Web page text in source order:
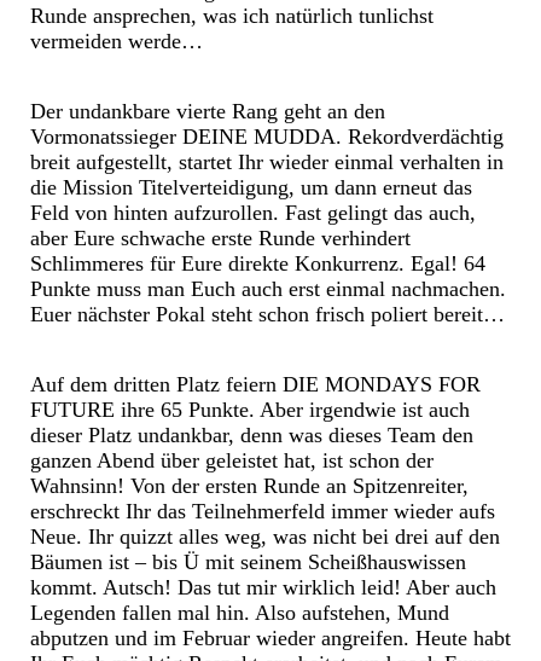
Runde ansprechen, was ich natürlich tunlichst
vermeiden werde…
Der undankbare vierte Rang geht an den
Vormonatssieger DEINE MUDDA. Rekordverdächtig
breit aufgestellt, startet Ihr wieder einmal verhalten in
die Mission Titelverteidigung, um dann erneut das
Feld von hinten aufzurollen. Fast gelingt das auch,
aber Eure schwache erste Runde verhindert
Schlimmeres für Eure direkte Konkurrenz. Egal! 64
Punkte muss man Euch auch erst einmal nachmachen.
Euer nächster Pokal steht schon frisch poliert bereit…
Auf dem dritten Platz feiern DIE MONDAYS FOR
FUTURE ihre 65 Punkte. Aber irgendwie ist auch
dieser Platz undankbar, denn was dieses Team den
ganzen Abend über geleistet hat, ist schon der
Wahnsinn! Von der ersten Runde an Spitzenreiter,
erschreckt Ihr das Teilnehmerfeld immer wieder aufs
Neue. Ihr quizzt alles weg, was nicht bei drei auf den
Bäumen ist – bis Ü mit seinem Scheißhauswissen
kommt. Autsch! Das tut mir wirklich leid! Aber auch
Legenden fallen mal hin. Also aufstehen, Mund
abputzen und im Februar wieder angreifen. Heute habt